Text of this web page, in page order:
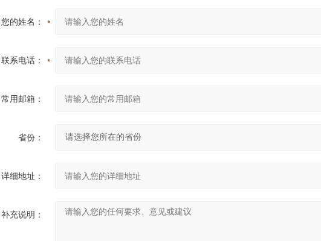
您的姓名：
联系电话：
常用邮箱：
省份：
详细地址：
补充说明：